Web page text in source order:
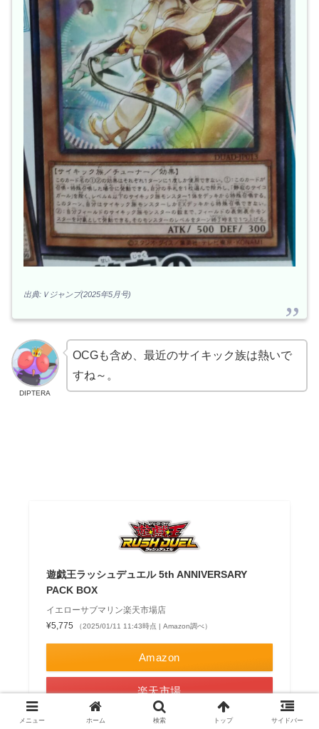
出典:Ｖジャンプ(2025年5月号)
DIPTERA
OCGも含め、最近のサイキック族は熱いで
すね～。
遊戯王ラッシュデュエル 5th ANNIVERSARY
PACK BOX
イエローサブマリン楽天市場店
¥5,775
（2025/01/11 11:43時点 | Amazon調べ）
Amazon
楽天市場
ポチップ
メニュー ホーム 検索 トップ サイドバー